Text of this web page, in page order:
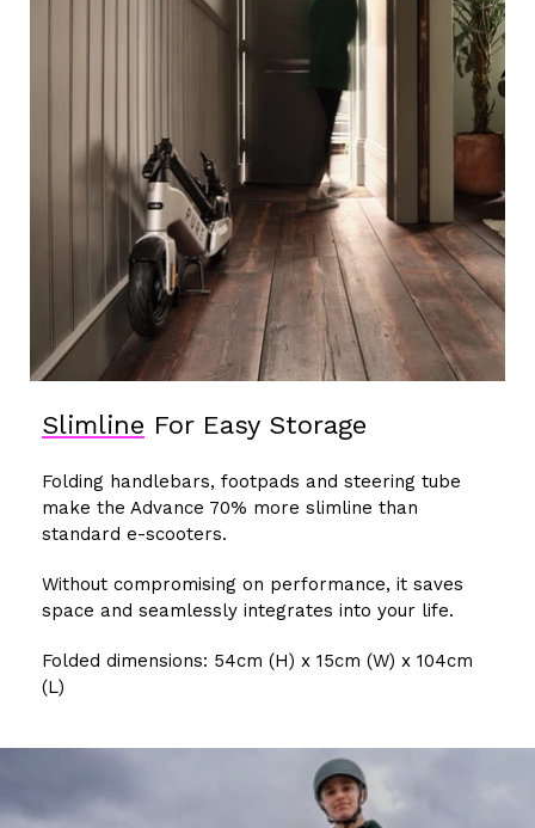
Slimline For Easy Storage
Folding handlebars, footpads and steering tube
make the Advance 70% more slimline than
standard e-scooters.
Without compromising on performance, it saves
space and seamlessly integrates into your life.
Folded dimensions: 54cm (H) x 15cm (W) x 104cm
(L)